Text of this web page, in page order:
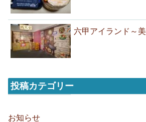
六甲アイランド～
投稿カテゴリー
お知らせ